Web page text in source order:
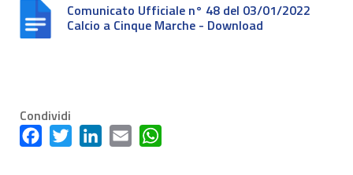
Comunicato Ufficiale n° 48 del 03/01/2022
Calcio a Cinque Marche - Download
Condividi
FacebookTwitter LinkedInEmail